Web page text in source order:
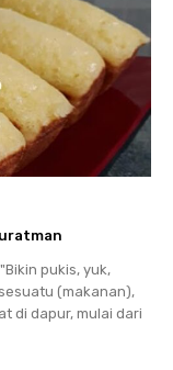
pukis, yuk,
(makanan),
di dapur, mulai dari